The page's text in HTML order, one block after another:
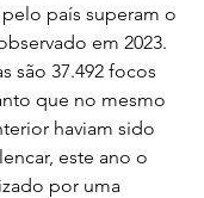
país superam o
em 2023.
são 37.492 focos
que no mesmo
haviam sido
este ano o
por uma